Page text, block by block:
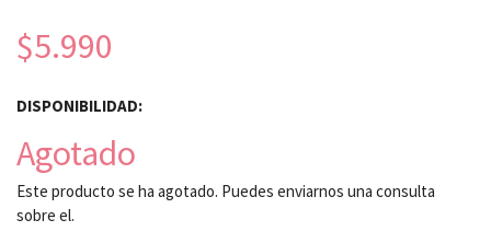
$5.990
DISPONIBILIDAD:
Agotado
Este producto se ha agotado. Puedes enviarnos una consulta
sobre el.